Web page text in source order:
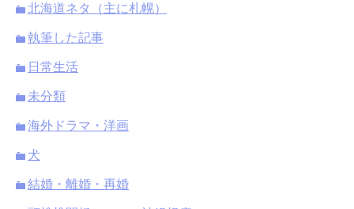
北海道ネタ（主に札幌）
執筆した記事
日常生活
未分類
海外ドラマ・洋画
犬
結婚・離婚・再婚